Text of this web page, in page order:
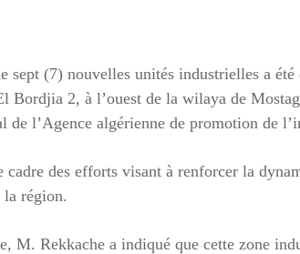
sept (7) nouvelles unités industrielles a
Bordjia 2, à l’ouest de la wilaya de
de l’Agence algérienne de promotion de
cadre des efforts visant à renforcer la
la région.
M. Rekkache a indiqué que cette zone